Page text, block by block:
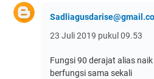
23 Juli 2019 pukul 09.53
Fungsi 90 derajat alias
berfungsi sama sekali